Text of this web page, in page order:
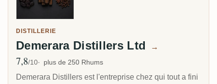
DISTILLERIE
Demerara Distillers Ltd →
Note moyenne
7,8/10 plus de 250 Rhums
Demerara Distillers est l'entreprise chez qui tout a fini